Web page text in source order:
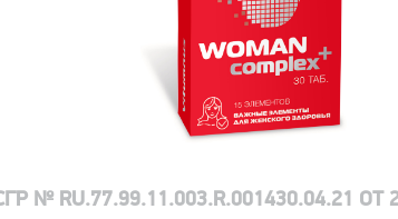
№ RU.77.99.11.003.R.001430.04.21 ОТ